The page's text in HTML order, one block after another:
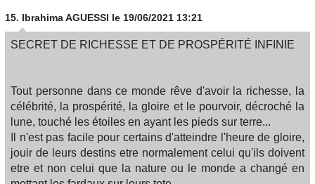
15. Ibrahima AGUESSI le 19/06/2021 13:21
SECRET DE RICHESSE ET DE PROSPÉRITÉ INFINIE
Tout personne dans ce monde rêve d'avoir la richesse, la
célébrité, la prospérité, la gloire et le pourvoir, décroché la
lune, touché les étoiles en ayant les pieds sur terre...
Il n'est pas facile pour certains d'atteindre l'heure de gloire,
jouir de leurs destins etre normalement celui qu'ils doivent
etre et non celui que la nature ou le monde a changé en